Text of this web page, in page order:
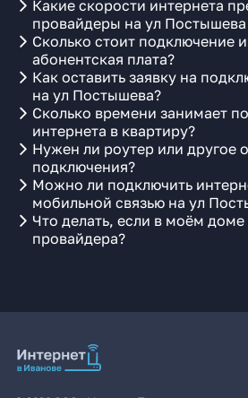
Какие скорости интернета
провайдеры на ул
Сколько стоит подключение
абонентская плата?
Как оставить заявку на
на ул Постышева?
Сколько времени занимает
интернета в квартиру?
Нужен ли роутер или другое
подключения?
Можно ли подключить
мобильной связью на ул
Что делать, если в моём
провайдера?